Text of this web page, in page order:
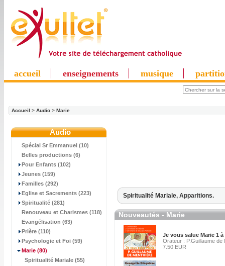
accueil enseignements musique
Accueil > Audio > Marie
Audio
Spécial Sr Emmanuel (10)
Belles productions (6)
Pour Enfants (102)
Jeunes (159)
Familles (292)
Eglise et Sacrements (223)
Spiritualité (281)
Renouveau et Charismes (118)
Evangélisation (63)
Prière (110)
Psychologie et Foi (59)
Marie (80)
Spiritualité Mariale (55)
Spiritualité Mariale, Apparitions.
Nouveautés - Marie
Je vous salue Marie 1 à
Orateur : P.Guillaume de
7.50 EUR